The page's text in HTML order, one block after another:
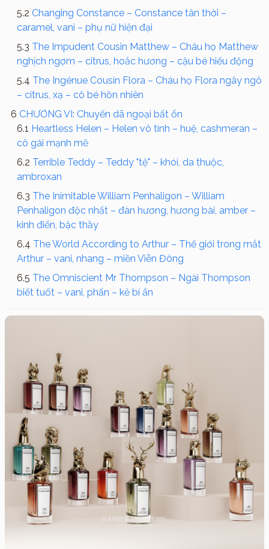
Changing Constance – Constance tân thời –
caramel, vani – phụ nữ hiện đại
The Impudent Cousin Matthew – Cháu họ Matthew
nghịch ngợm – citrus, hoắc hương – cậu bé hiếu động
The Ingénue Cousin Flora – Cháu họ Flora ngây ngô
– citrus, xạ – cô bé hồn nhiên
CHƯƠNG VI: Chuyến dã ngoại bất ổn
Heartless Helen – Helen vô tình – huệ, cashmeran –
cô gái mạnh mẽ
Terrible Teddy – Teddy "tệ" – khói, da thuộc,
ambroxan
The Inimitable William Penhaligon – William
Penhaligon độc nhất – đàn hương, hương bài, amber –
kinh điển, bậc thầy
The World According to Arthur – Thế giới trong mắt
Arthur – vani, nhang – miền Viễn Đông
The Omniscient Mr Thompson – Ngài Thompson
biết tuốt – vani, phấn – kẻ bí ẩn